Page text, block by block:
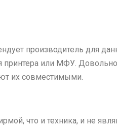
производитель для
принтера или МФУ. Довольно
их совместимыми.
что и техника, и не